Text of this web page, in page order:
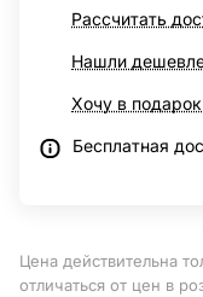
Рассчитать
Нашли
Хочу в подарок
Бесплатная
Цена действительна
отличаться от цен в